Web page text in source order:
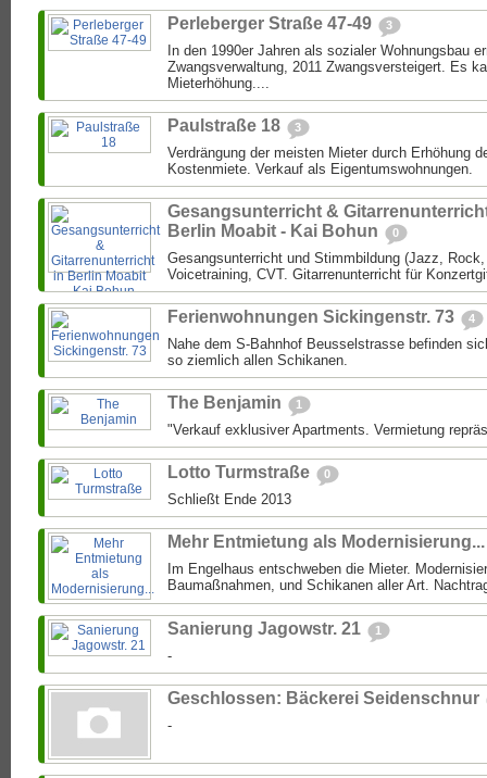
Perleberger Straße 47-49 3
In den 1990er Jahren als sozialer Wohnungsbau
Zwangsverwaltung, 2011 Zwangsversteigert. Es
Mieterhöhung....
Paulstraße 18 3
Verdrängung der meisten Mieter durch Erhöhung
Kostenmiete. Verkauf als Eigentumswohnungen.
Gesangsunterricht &
Berlin Moabit - Kai Bohun
0
Gesangsunterricht und Stimmbildung (Jazz,
Voicetraining, CVT. Gitarrenunterricht für
Ferienwohnungen Sickingenstr. 73 4
Nahe dem S-Bahnhof Beusselstrasse befinden
so ziemlich allen Schikanen.
The Benjamin 1
"Verkauf exklusiver Apartments. Vermietung
Lotto Turmstraße 0
Schließt Ende 2013
Mehr Entmietung als
Im Engelhaus entschweben die Mieter.
Baumaßnahmen, und Schikanen aller Art.
Sanierung Jagowstr. 21 1
-
Geschlossen: Bäckerei Seidenschnur
-